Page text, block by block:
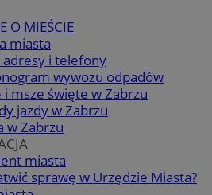
O MIEŚCIE
miasta
adresy i telefony
wywozu odpadów
i msze święte w Zabrzu
jazdy w Zabrzu
w Zabrzu
miasta
sprawę w Urzędzie Miasta?